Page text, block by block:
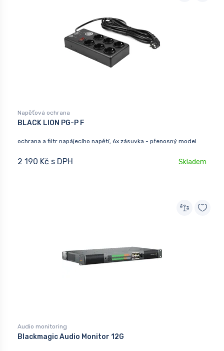
Napěťová ochrana
BLACK LION PG-P F
ochrana a filtr napájecího napětí, 6x zásuvka - přenosný model
2 190 Kč s DPH Skladem
Audio monitoring
Blackmagic Audio Monitor 12G